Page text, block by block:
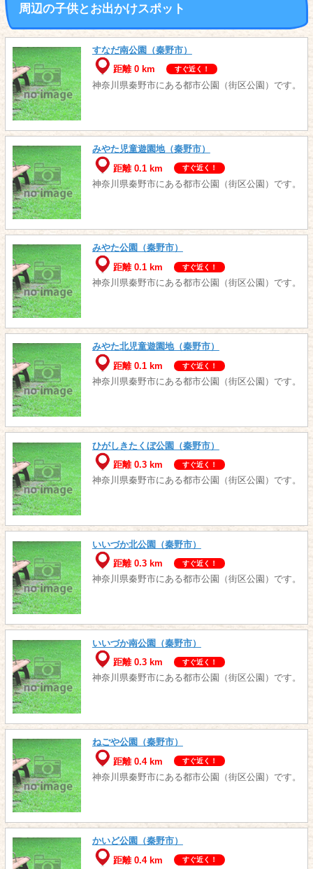
周辺の子供とお出かけスポット
すなだ南公園（秦野市）
距離 0 km
すぐ近く！
神奈川県秦野市にある都市公園（街区公園）です。
みやた児童遊園地（秦野市）
距離 0.1 km
すぐ近く！
神奈川県秦野市にある都市公園（街区公園）です。
みやた公園（秦野市）
距離 0.1 km
すぐ近く！
神奈川県秦野市にある都市公園（街区公園）です。
みやた北児童遊園地（秦野市）
距離 0.1 km
すぐ近く！
神奈川県秦野市にある都市公園（街区公園）です。
ひがしきたくぼ公園（秦野市）
距離 0.3 km
すぐ近く！
神奈川県秦野市にある都市公園（街区公園）です。
いいづか北公園（秦野市）
距離 0.3 km
すぐ近く！
神奈川県秦野市にある都市公園（街区公園）です。
いいづか南公園（秦野市）
距離 0.3 km
すぐ近く！
神奈川県秦野市にある都市公園（街区公園）です。
ねごや公園（秦野市）
距離 0.4 km
すぐ近く！
神奈川県秦野市にある都市公園（街区公園）です。
かいど公園（秦野市）
距離 0.4 km
すぐ近く！